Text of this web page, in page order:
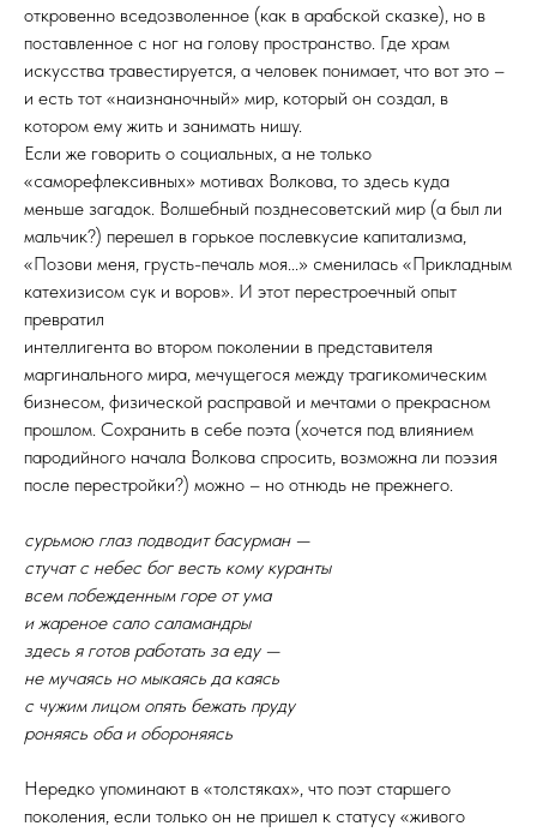
откровенно вседозволенное (как в арабской сказке), но в
поставленное с ног на голову пространство. Где храм
искусства травестируется, а человек понимает, что вот это –
и есть тот «наизнаночный» мир, который он создал, в
котором ему жить и занимать нишу.
Если же говорить о социальных, а не только
«саморефлексивных» мотивах Волкова, то здесь куда
меньше загадок. Волшебный позднесоветский мир (а был ли
мальчик?) перешел в горькое послевкусие капитализма,
«Позови меня, грусть-печаль моя...» сменилась «Прикладным
катехизисом сук и воров». И этот перестроечный опыт
превратил
интеллигента во втором поколении в представителя
маргинального мира, мечущегося между трагикомическим
бизнесом, физической расправой и мечтами о прекрасном
прошлом. Сохранить в себе поэта (хочется под влиянием
пародийного начала Волкова спросить, возможна ли поэзия
после перестройки?) можно – но отнюдь не прежнего.
сурьмою глаз подводит басурман —
стучат с небес бог весть кому куранты
всем побежденным горе от ума
и жареное сало саламандры
здесь я готов работать за еду —
не мучаясь но мыкаясь да каясь
с чужим лицом опять бежать пруду
роняясь оба и обороняясь
Нередко упоминают в «толстяках», что поэт старшего
поколения, если только он не пришел к статусу «живого